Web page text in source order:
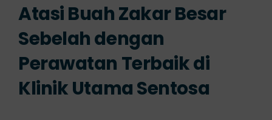
Atasi Buah Zakar Besar
Sebelah dengan
Perawatan Terbaik di
Klinik Utama Sentosa